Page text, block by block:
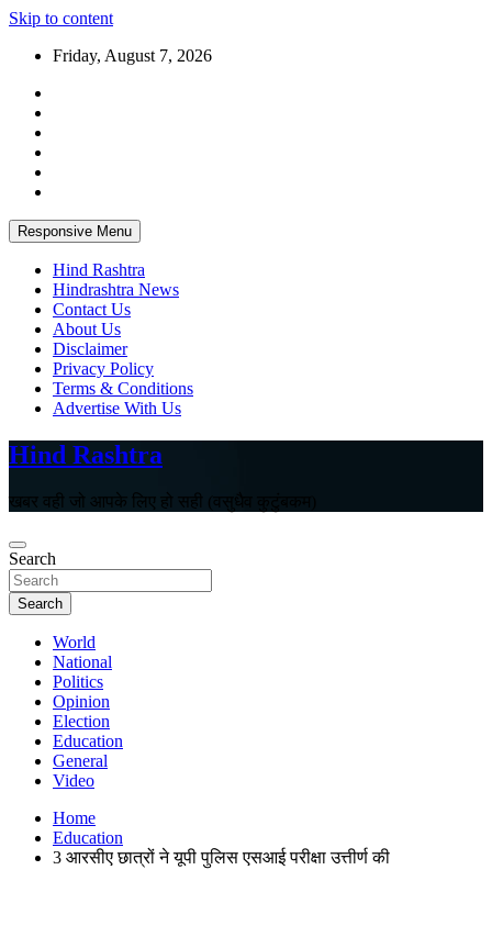
Skip to content
Friday, August 7, 2026
Responsive Menu
Hind Rashtra
Hindrashtra News
Contact Us
About Us
Disclaimer
Privacy Policy
Terms & Conditions
Advertise With Us
Hind Rashtra
खबर वही जो आपके लिए हो सही (वसुधैव कुटुंबकम)
Search
Search
World
National
Politics
Opinion
Election
Education
General
Video
Home
Education
3 आरसीए छात्रों ने यूपी पुलिस एसआई परीक्षा उत्तीर्ण की